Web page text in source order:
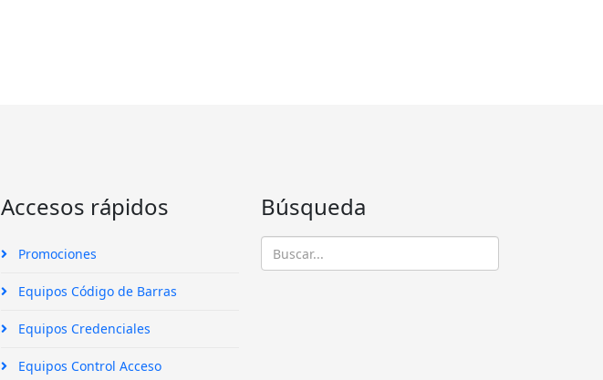
Accesos rápidos
Promociones
Equipos Código de Barras
Equipos Credenciales
Equipos Control Acceso
Búsqueda